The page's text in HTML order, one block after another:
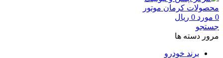
0 مورد 0 ریال
جستجو
مرور دسته ها
برند خودرو